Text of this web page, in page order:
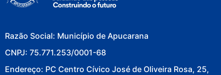
Razão Social: Município de Apucarana
CNPJ: 75.771.253/0001-68
Endereço: PC Centro Cívico José de Oliveira Rosa, 25,